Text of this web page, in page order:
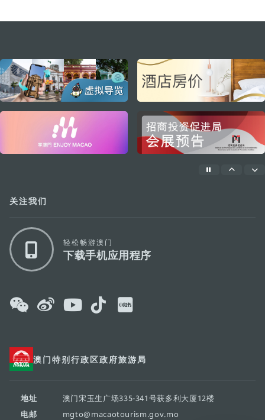
external links
澳门特别行政区政府旅游局
地址
澳门宋玉生广场335-341号获多利大厦12楼
电邮
mgto@macaotourism.gov.mo
关注我们
轻松畅游澳门
下载手机应用程序